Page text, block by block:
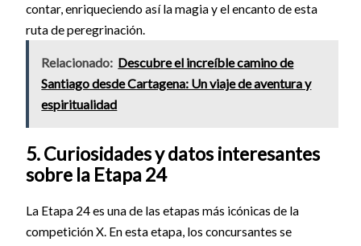
contar, enriqueciendo así la magia y el encanto de esta
ruta de peregrinación.
Relacionado: Descubre el increíble camino de
Santiago desde Cartagena: Un viaje de aventura y
espiritualidad
5. Curiosidades y datos interesantes
sobre la Etapa 24
La Etapa 24 es una de las etapas más icónicas de la
competición X. En esta etapa, los concursantes se